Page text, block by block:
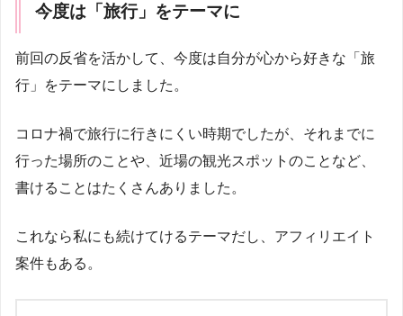
今度は「旅行」をテーマに
前回の反省を活かして、今度は自分が心から好きな「旅
行」をテーマにしました。
コロナ禍で旅行に行きにくい時期でしたが、それまでに
行った場所のことや、近場の観光スポットのことなど、
書けることはたくさんありました。
これなら私にも続けてけるテーマだし、アフィリエイト
案件もある。